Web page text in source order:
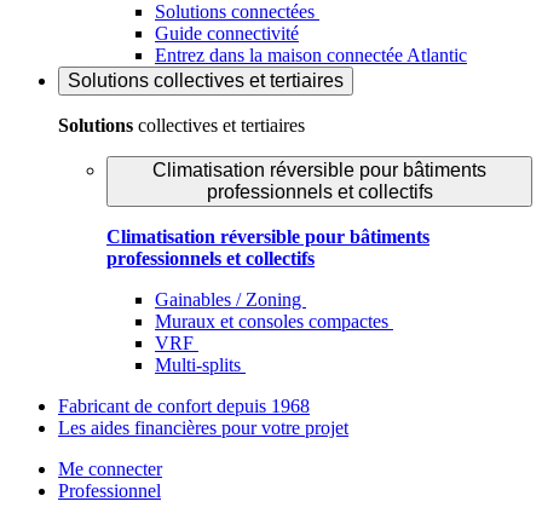
Solutions connectées
Guide connectivité
Entrez dans la maison connectée Atlantic
Solutions collectives et tertiaires
Solutions collectives et tertiaires
Climatisation réversible pour bâtiments
professionnels et collectifs
Climatisation réversible pour bâtiments
professionnels et collectifs
Gainables / Zoning
Muraux et consoles compactes
VRF
Multi-splits
Fabricant de confort depuis 1968
Les aides financières pour votre projet
Me connecter
Professionnel